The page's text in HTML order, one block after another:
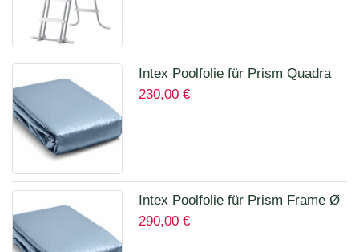
Intex Poolfolie für Prism Quadra
400 x 200 x 100 cm 12135A
230,00 €
Intex Poolfolie für Prism Frame Ø
457 x 122 cm Art.12457A
290,00 €